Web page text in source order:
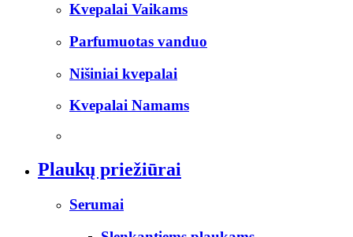
Kvepalai Vaikams
Parfumuotas vanduo
Nišiniai kvepalai
Kvepalai Namams
Plaukų priežiūrai
Serumai